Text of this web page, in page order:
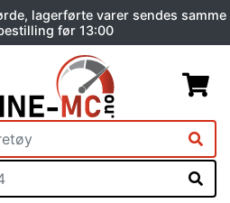
lagerførte varer sendes samme
før 13:00